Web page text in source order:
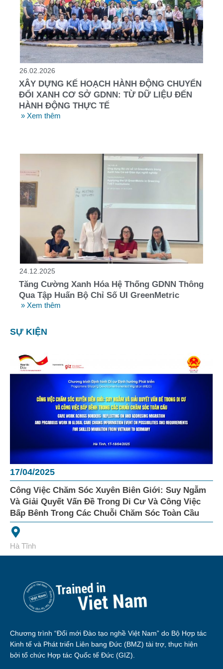
26.02.2026
XÂY DỰNG KẾ HOẠCH HÀNH ĐỘNG CHUYỂN
ĐỔI XANH CƠ SỞ GDNN: TỪ DỮ LIỆU ĐẾN
HÀNH ĐỘNG THỰC TẾ
» Xem thêm
24.12.2025
Tăng Cường Xanh Hóa Hệ Thống GDNN Thông
Qua Tập Huấn Bộ Chỉ Số UI GreenMetric
» Xem thêm
SỰ KIỆN
17/04/2025
Công Việc Chăm Sóc Xuyên Biên Giới: Suy Ngẫm
Và Giải Quyết Vấn Đề Trong Di Cư Và Công Việc
Bấp Bênh Trong Các Chuỗi Chăm Sóc Toàn Cầu
Hà Tĩnh
Chương trình “Đổi mới Đào tạo nghề Việt Nam” do Bộ Hợp tác
Kinh tế và Phát triển Liên bang Đức (BMZ) tài trợ, thực hiện
bởi tổ chức Hợp tác Quốc tế Đức (GIZ).